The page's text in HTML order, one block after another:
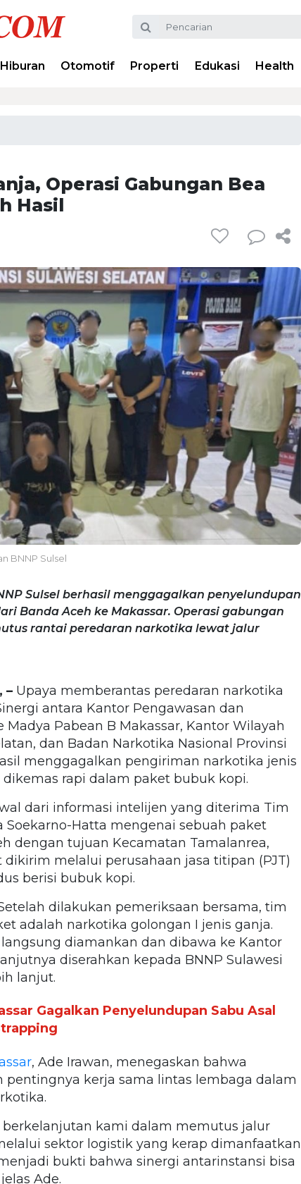
Hiburan Otomotif Properti Edukasi Health
Operasi Gabungan Bea
Hasil
BNNP Sulsel
Sulsel berhasil menggagalkan penyelundupan
Banda Aceh ke Makassar. Operasi gabungan
rantai peredaran narkotika lewat jalur
– Upaya memberantas peredaran narkotika
antara Kantor Pengawasan dan
Pabean B Makassar, Kantor Wilayah
dan Badan Narkotika Nasional Provinsi
menggagalkan pengiriman narkotika jenis
dikemas rapi dalam paket bubuk kopi.
dari informasi intelijen yang diterima Tim
Soekarno-Hatta mengenai sebuah paket
dengan tujuan Kecamatan Tamalanrea,
dikirim melalui perusahaan jasa titipan (PJT)
berisi bubuk kopi.
dilakukan pemeriksaan bersama, tim
adalah narkotika golongan I jenis ganja.
diamankan dan dibawa ke Kantor
diserahkan kepada BNNP Sulawesi
lanjut.
Gagalkan Penyelundupan Sabu Asal
, Ade Irawan, menegaskan bahwa
kerja sama lintas lembaga dalam
berkelanjutan kami dalam memutus jalur
sektor logistik yang kerap dimanfaatkan
bukti bahwa sinergi antarinstansi bisa
Ade.